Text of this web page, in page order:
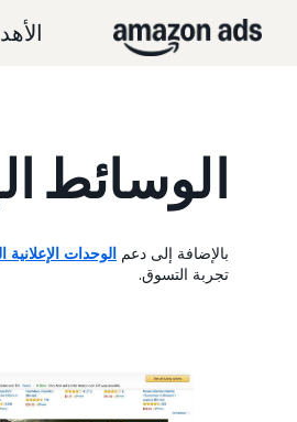
الوسائط
بالإضافة إلى دعم الوحدات الإعلانية
تجربة التسوق.